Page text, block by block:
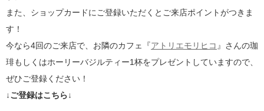
また、ショップカードにご登録いただくとご来店ポイントがつきま
す！
今なら4回のご来店で、お隣のカフェ『アトリエモリヒコ 』さんの珈
琲もしくはホーリーバジルティー1杯をプレゼントしていますので、
ぜひご登録ください！
↓ご登録はこちら↓